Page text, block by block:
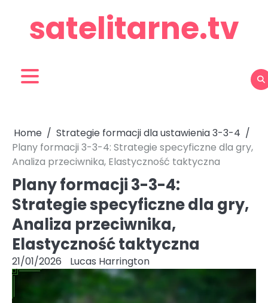
contentsatelitarne.tv
Home
Strategie formacji dla ustawienia 3-3-4
Plany formacji 3-3-4: Strategie specyficzne dla gry,
Analiza przeciwnika, Elastyczność taktyczna
Plany formacji 3-3-4:
Strategie specyficzne dla gry,
Analiza przeciwnika,
Elastyczność taktyczna
21/01/2026 Lucas Harrington